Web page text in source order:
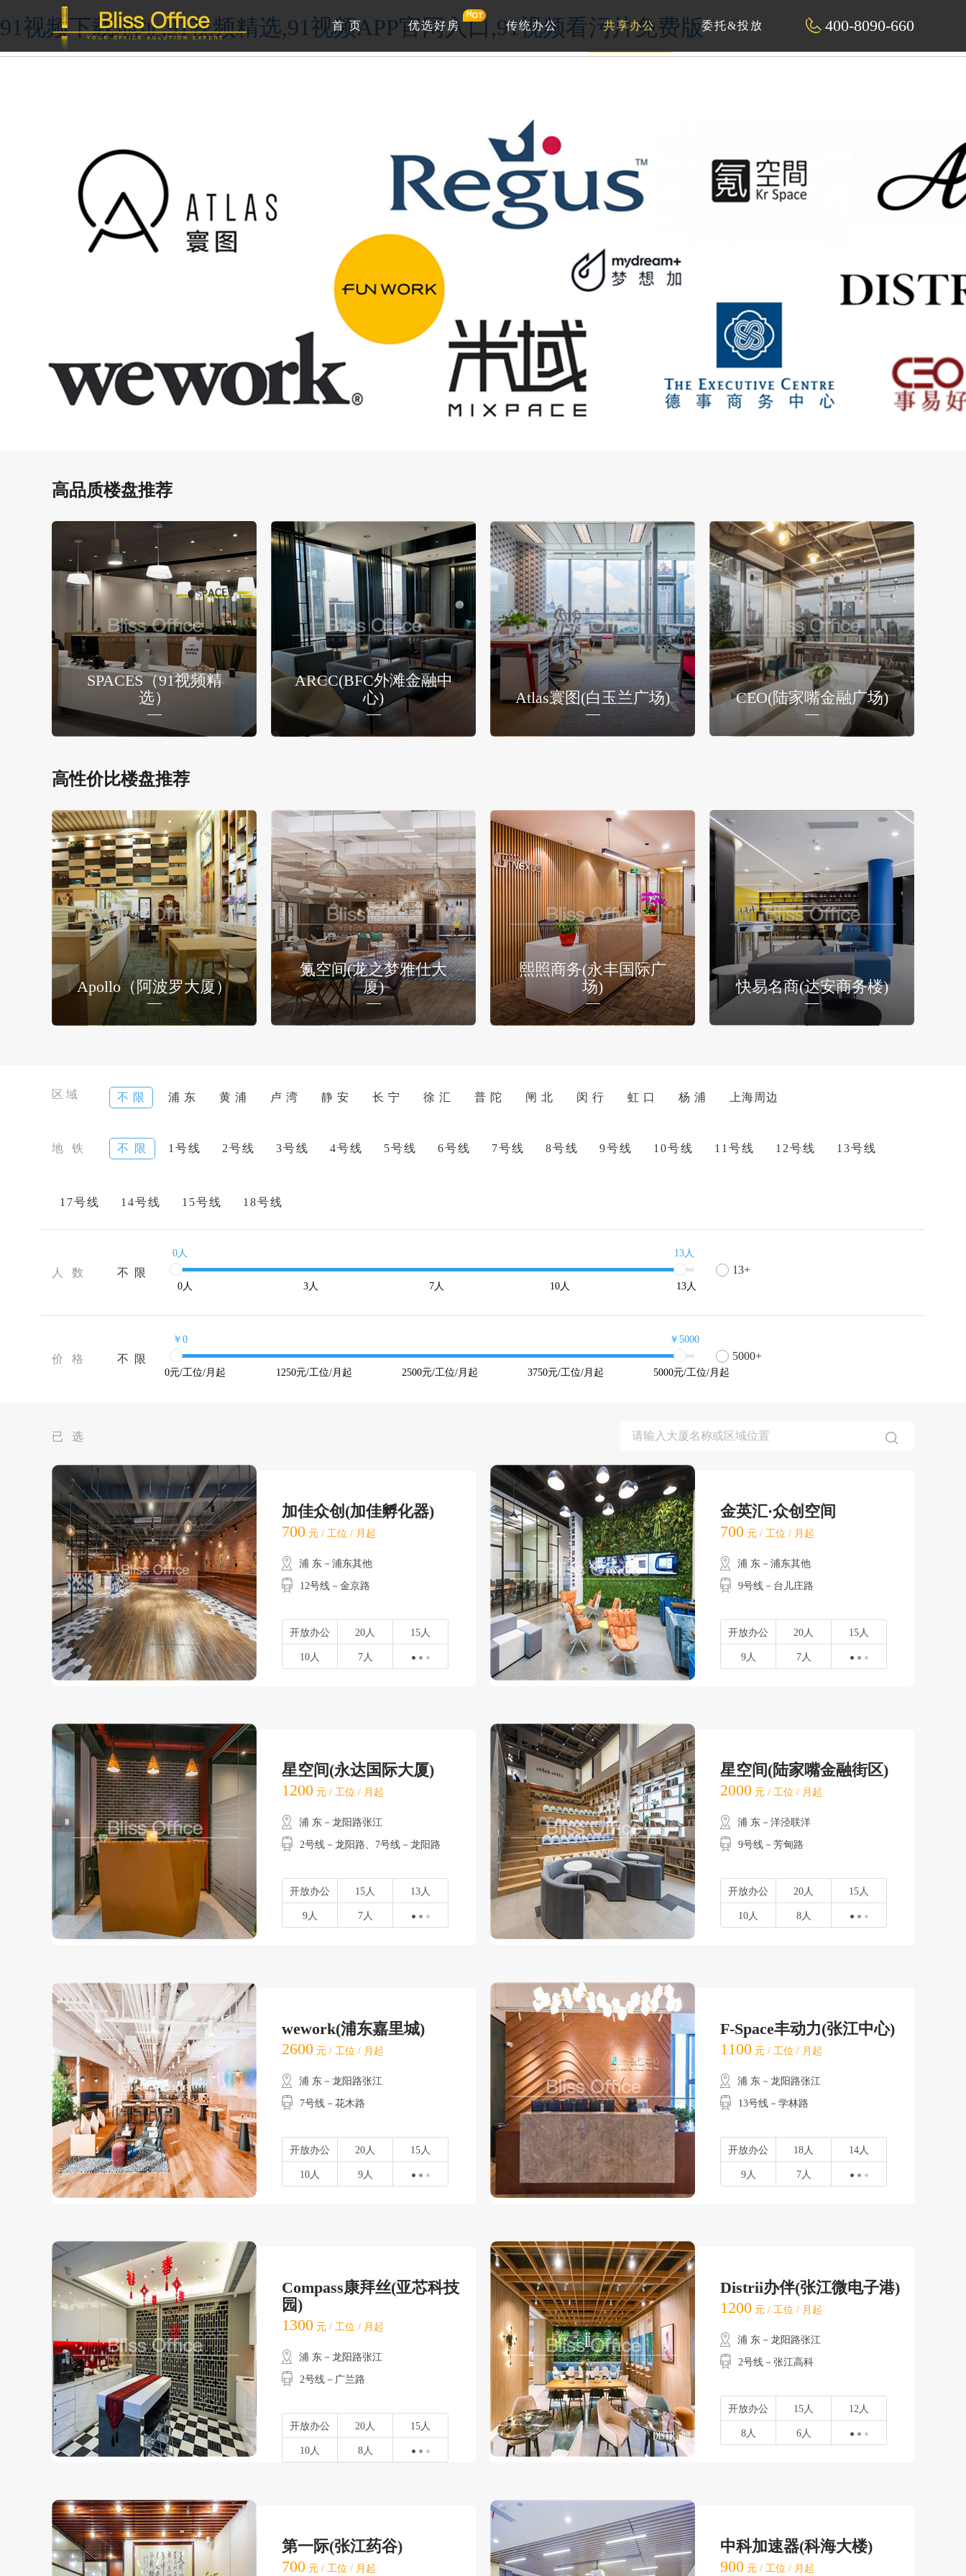
91视频下载地址,91视频精选,91视频APP官网入口,91视频看污片免费版 400-8090-660
首 页 优选好房 传统办公 共享办公 委托&投放
高品质楼盘推荐
SPACES（91视频精
选）
ARCC(BFC外滩金融中
心)
Atlas寰图(白玉兰广场) CEO(陆家嘴金融广场)
高性价比楼盘推荐
Apollo（阿波罗大厦）
氪空间(龙之梦雅仕大
厦)
熙照商务(永丰国际广
场)
快易名商(达安商务楼)
区域 不 限 浦 东 黄 浦 卢 湾 静 安 长 宁 徐 汇 普 陀 闸 北 闵 行 虹 口 杨 浦 上海周边
地 铁 不 限 1号线 2号线 3号线 4号线 5号线 6号线 7号线 8号线 9号线 10号线 11号线 12号线 13号线
17号线 14号线 15号线 18号线
人 数 不 限
0人 13人
0人 3人 7人 10人 13人
13+
价 格 不 限
￥0 ￥5000
0元/工位/月起 1250元/工位/月起 2500元/工位/月起 3750元/工位/月起 5000元/工位/月起
5000+
已 选
加佳众创(加佳孵化器)
700 元 / 工位 / 月起
浦 东－浦东其他
12号线－金京路
开放办公 20人 15人
10人 7人
金英汇·众创空间
700 元 / 工位 / 月起
浦 东－浦东其他
9号线－台儿庄路
开放办公 20人 15人
9人 7人
星空间(永达国际大厦)
1200 元 / 工位 / 月起
浦 东－龙阳路张江
2号线－龙阳路、7号线－龙阳路
开放办公 15人 13人
9人 7人
星空间(陆家嘴金融街区)
2000 元 / 工位 / 月起
浦 东－洋泾联洋
9号线－芳甸路
开放办公 20人 15人
10人 8人
wework(浦东嘉里城)
2600 元 / 工位 / 月起
浦 东－龙阳路张江
7号线－花木路
开放办公 20人 15人
10人 9人
F-Space丰动力(张江中心)
1100 元 / 工位 / 月起
浦 东－龙阳路张江
13号线－学林路
开放办公 18人 14人
9人 7人
Compass康拜丝(亚芯科技
园)
1300 元 / 工位 / 月起
浦 东－龙阳路张江
2号线－广兰路
开放办公 20人 15人
10人 8人
Distrii办伴(张江微电子港)
1200 元 / 工位 / 月起
浦 东－龙阳路张江
2号线－张江高科
开放办公 15人 12人
8人 6人
第一际(张江药谷)
700 元 / 工位 / 月起
中科加速器(科海大楼)
900 元 / 工位 / 月起